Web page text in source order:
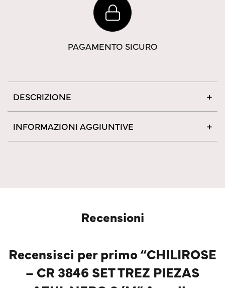
PAGAMENTO SICURO
DESCRIZIONE
INFORMAZIONI AGGIUNTIVE
Recensioni
Recensisci per primo “CHILIROSE
– CR 3846 SET TREZ PIEZAS